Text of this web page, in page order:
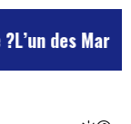
des Marseillais